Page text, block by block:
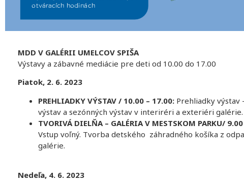
MDD V GALÉRII UMELCOV SPIŠA
Výstavy a zábavné mediácie pre deti od 10.00 do 17.00
Piatok, 2. 6. 2023
PREHLIADKY VÝSTAV / 10.00 – 17.00: Prehliadky výstav
výstav a sezónných výstav v interiréri a exteriéri
TVORIVÁ DIELŇA – GALÉRIA V MESTSKOM PARKU/
Vstup voľný. Tvorba detského záhradného košíka z
galérie.
Nedeľa, 4. 6. 2023